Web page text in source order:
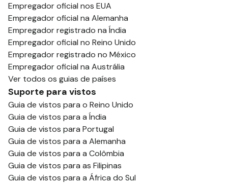
Empregador oficial nos EUA
Empregador oficial na Alemanha
Empregador registrado na Índia
Empregador oficial no Reino Unido
Empregador registrado no México
Empregador oficial na Austrália
Ver todos os guias de países
Suporte para vistos
Guia de vistos para o Reino Unido
Guia de vistos para a Índia
Guia de vistos para Portugal
Guia de vistos para a Alemanha
Guia de vistos para a Colômbia
Guia de vistos para as Filipinas
Guia de vistos para a África do Sul